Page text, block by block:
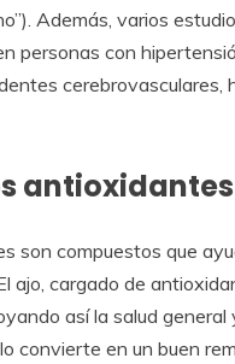
Además, varios
personas con
cerebrovasculares,
son compuestos que
ajo, cargado de
así la salud
convierte en un buen